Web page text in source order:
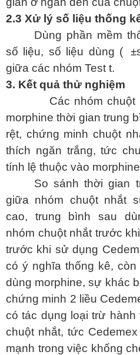
2.3 Xử lý số liệu thống
Dùng phần mềm
số liệu, số liệu dùng (
giữa các nhóm Test t.
3. Kết quả thử nghiệm
Các nhóm chuột
morphine thời gian trung
rệt, chứng minh chuột
thích ngăn trắng, tức
tính lệ thuộc vào
So sánh thời gian
giữa nhóm chuột nhắt
cao, trung bình sau
nhóm chuột nhắt trước
trước khi sử dụng
có ý nghĩa thống kê,
dùng morphine, sự khác
chứng minh 2 liều
có tác dụng loại trừ
chuột nhắt, tức
mạnh trong việc khống